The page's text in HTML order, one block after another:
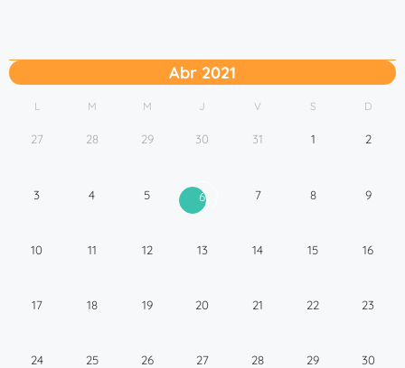
Abr 2021
L M M J V S D
27 28 29 30 31 1 2
3 4 5 6 7 8 9
10 11 12 13 14 15 16
17 18 19 20 21 22 23
24 25 26 27 28 29 30